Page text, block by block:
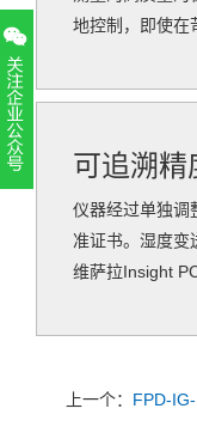
地控制，即使在
可追溯精
仪器经过单独调
准证书。湿度变
维萨拉Insight
上一个： FPD-
扫一扫，关注官方账号
010-52867771